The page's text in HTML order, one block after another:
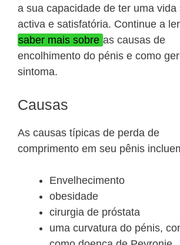
a sua capacidade de ter uma vida
activa e satisfatória. Continue a
saber mais sobre as causas de
encolhimento do pénis e como
sintoma.
Causas
As causas típicas de perda de
comprimento em seu pênis
Envelhecimento
obesidade
cirurgia de próstata
uma curvatura do pénis,